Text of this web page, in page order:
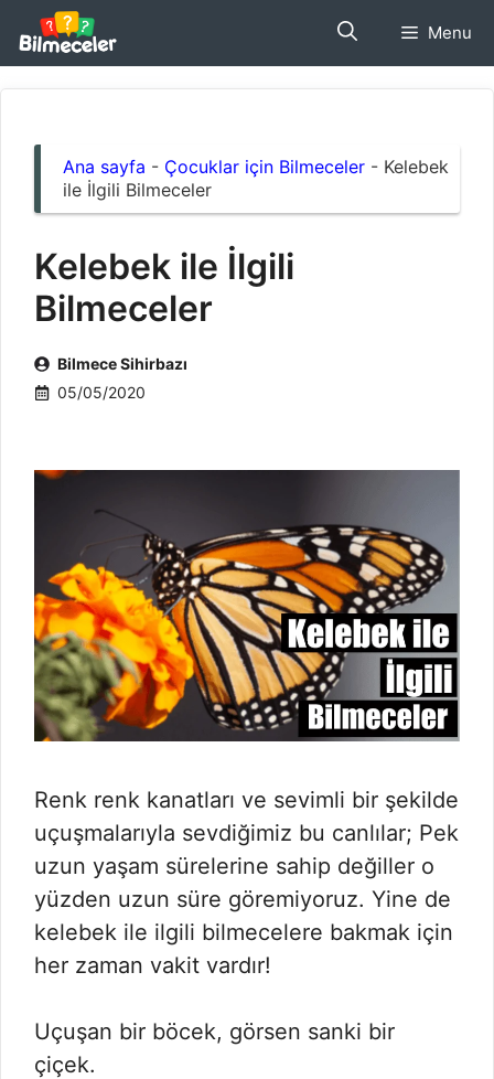
İçeriğe
atla
Menu
Ana sayfa - Çocuklar için Bilmeceler - Kelebek
ile İlgili Bilmeceler
Kelebek ile İlgili
Bilmeceler
Bilmece Sihirbazı
05/05/2020
Renk renk kanatları ve sevimli bir şekilde
uçuşmalarıyla sevdiğimiz bu canlılar; Pek
uzun yaşam sürelerine sahip değiller o
yüzden uzun süre göremiyoruz. Yine de
kelebek ile ilgili bilmecelere bakmak için
her zaman vakit vardır!
Uçuşan bir böcek, görsen sanki bir
çiçek.